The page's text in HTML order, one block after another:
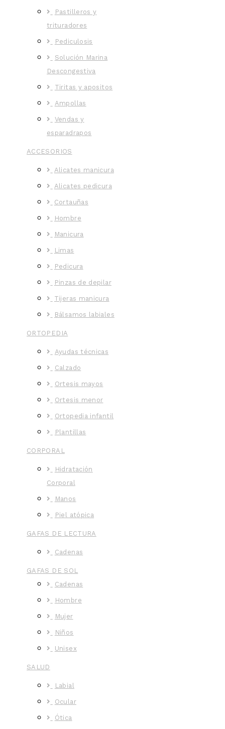
Pastilleros y
trituradores
Pediculosis
Solución Marina
Descongestiva
Tiritas y apositos
Ampollas
Vendas y
esparadrapos
ACCESORIOS
Alicates manicura
Alicates pedicura
Cortauñas
Hombre
Manicura
Limas
Pedicura
Pinzas de depilar
Tijeras manicura
Bálsamos labiales
ORTOPEDIA
Ayudas técnicas
Calzado
Ortesis mayos
Ortesis menor
Ortopedia infantil
Plantillas
CORPORAL
Hidratación
Corporal
Manos
Piel atópica
GAFAS DE LECTURA
Cadenas
GAFAS DE SOL
Cadenas
Hombre
Mujer
Niños
Unisex
SALUD
Labial
Ocular
Ótica